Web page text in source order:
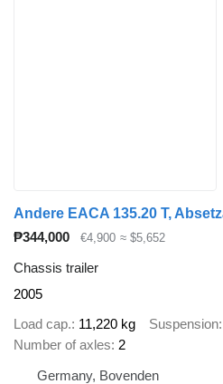
Andere EACA 135.20 T,
₱344,000
€4,900 ≈ $5,652
Chassis trailer
2005
Load cap. 11,220 kg Suspension
Number of axles 2
Germany, Bovenden